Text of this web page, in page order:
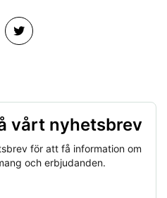
vårt nyhetsbrev
för att få information om
och erbjudanden.